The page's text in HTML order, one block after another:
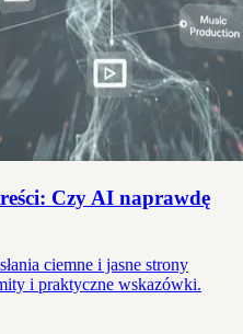
Czy AI naprawdę
ciemne i jasne strony
i praktyczne wskazówki.